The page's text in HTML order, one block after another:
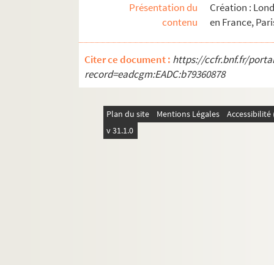
Maurice Hennequin, Romain Coolus. La
Catulle Mendès. La reine famiette : drame
André Castelot. La reine galante : comédie
Alexandre Dumas, Auguste Maquet. La
Pierre Veber, José Germain. La réjouissance
Eugène Brieux. Les remplaçantes : pièce en
François Herczeg. Le renard bleu : comédie
Présentation du
contenu
Création :
en France,
Citer ce document : https://ccfr.bnf.fr/
record=eadcgm:EADC:b79360878
Plan du site Mentions Légales
v 31.1.0